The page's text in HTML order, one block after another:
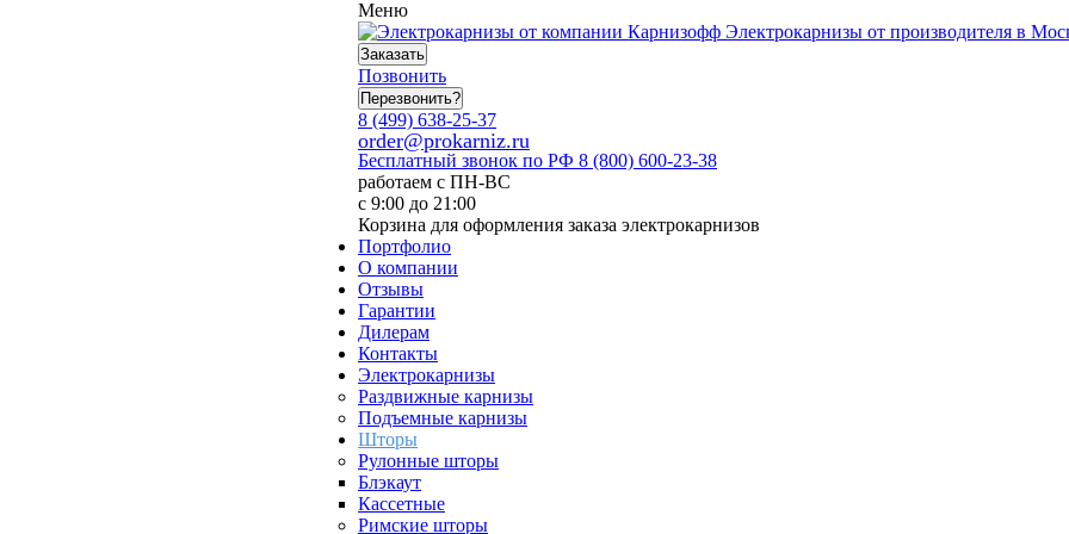
Меню
Электрокарнизы от производителя в
Заказать
Позвонить
Перезвонить?
8 (499) 638-25-37
order@prokarniz.ru
Бесплатный звонок по РФ 8 (800) 600-23-38
работаем с ПН-ВС
с 9:00 до 21:00
Корзина для оформления заказа электрокарнизов
Портфолио
О компании
Отзывы
Гарантии
Дилерам
Контакты
Электрокарнизы
Раздвижные карнизы
Подъемные карнизы
Шторы
Рулонные шторы
Блэкаут
Кассетные
Римские шторы